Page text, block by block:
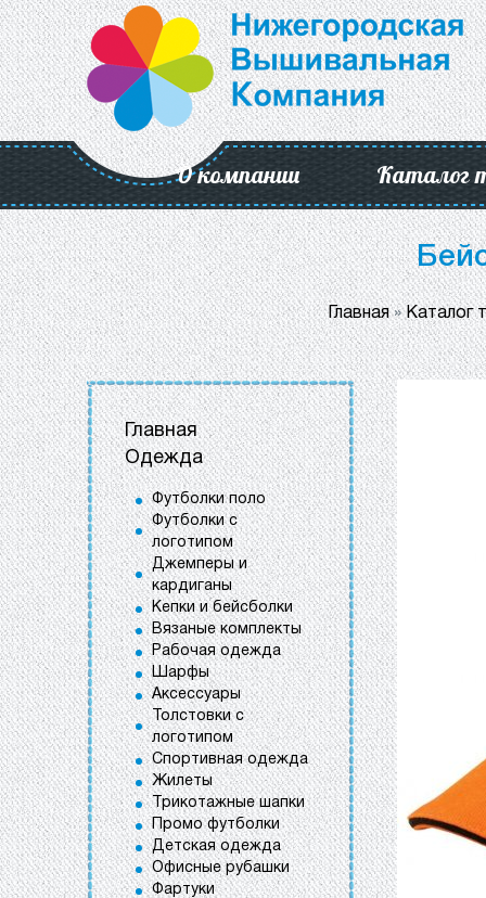
О компании Каталог
Главная»Каталог
Главная
Одежда
Футболки поло
Футболки с
логотипом
Джемперы и
кардиганы
Кепки и бейсболки
Вязаные комплекты
Рабочая одежда
Шарфы
Аксессуары
Толстовки с
логотипом
Спортивная одежда
Жилеты
Трикотажные шапки
Промо футболки
Детская одежда
Офисные рубашки
Фартуки